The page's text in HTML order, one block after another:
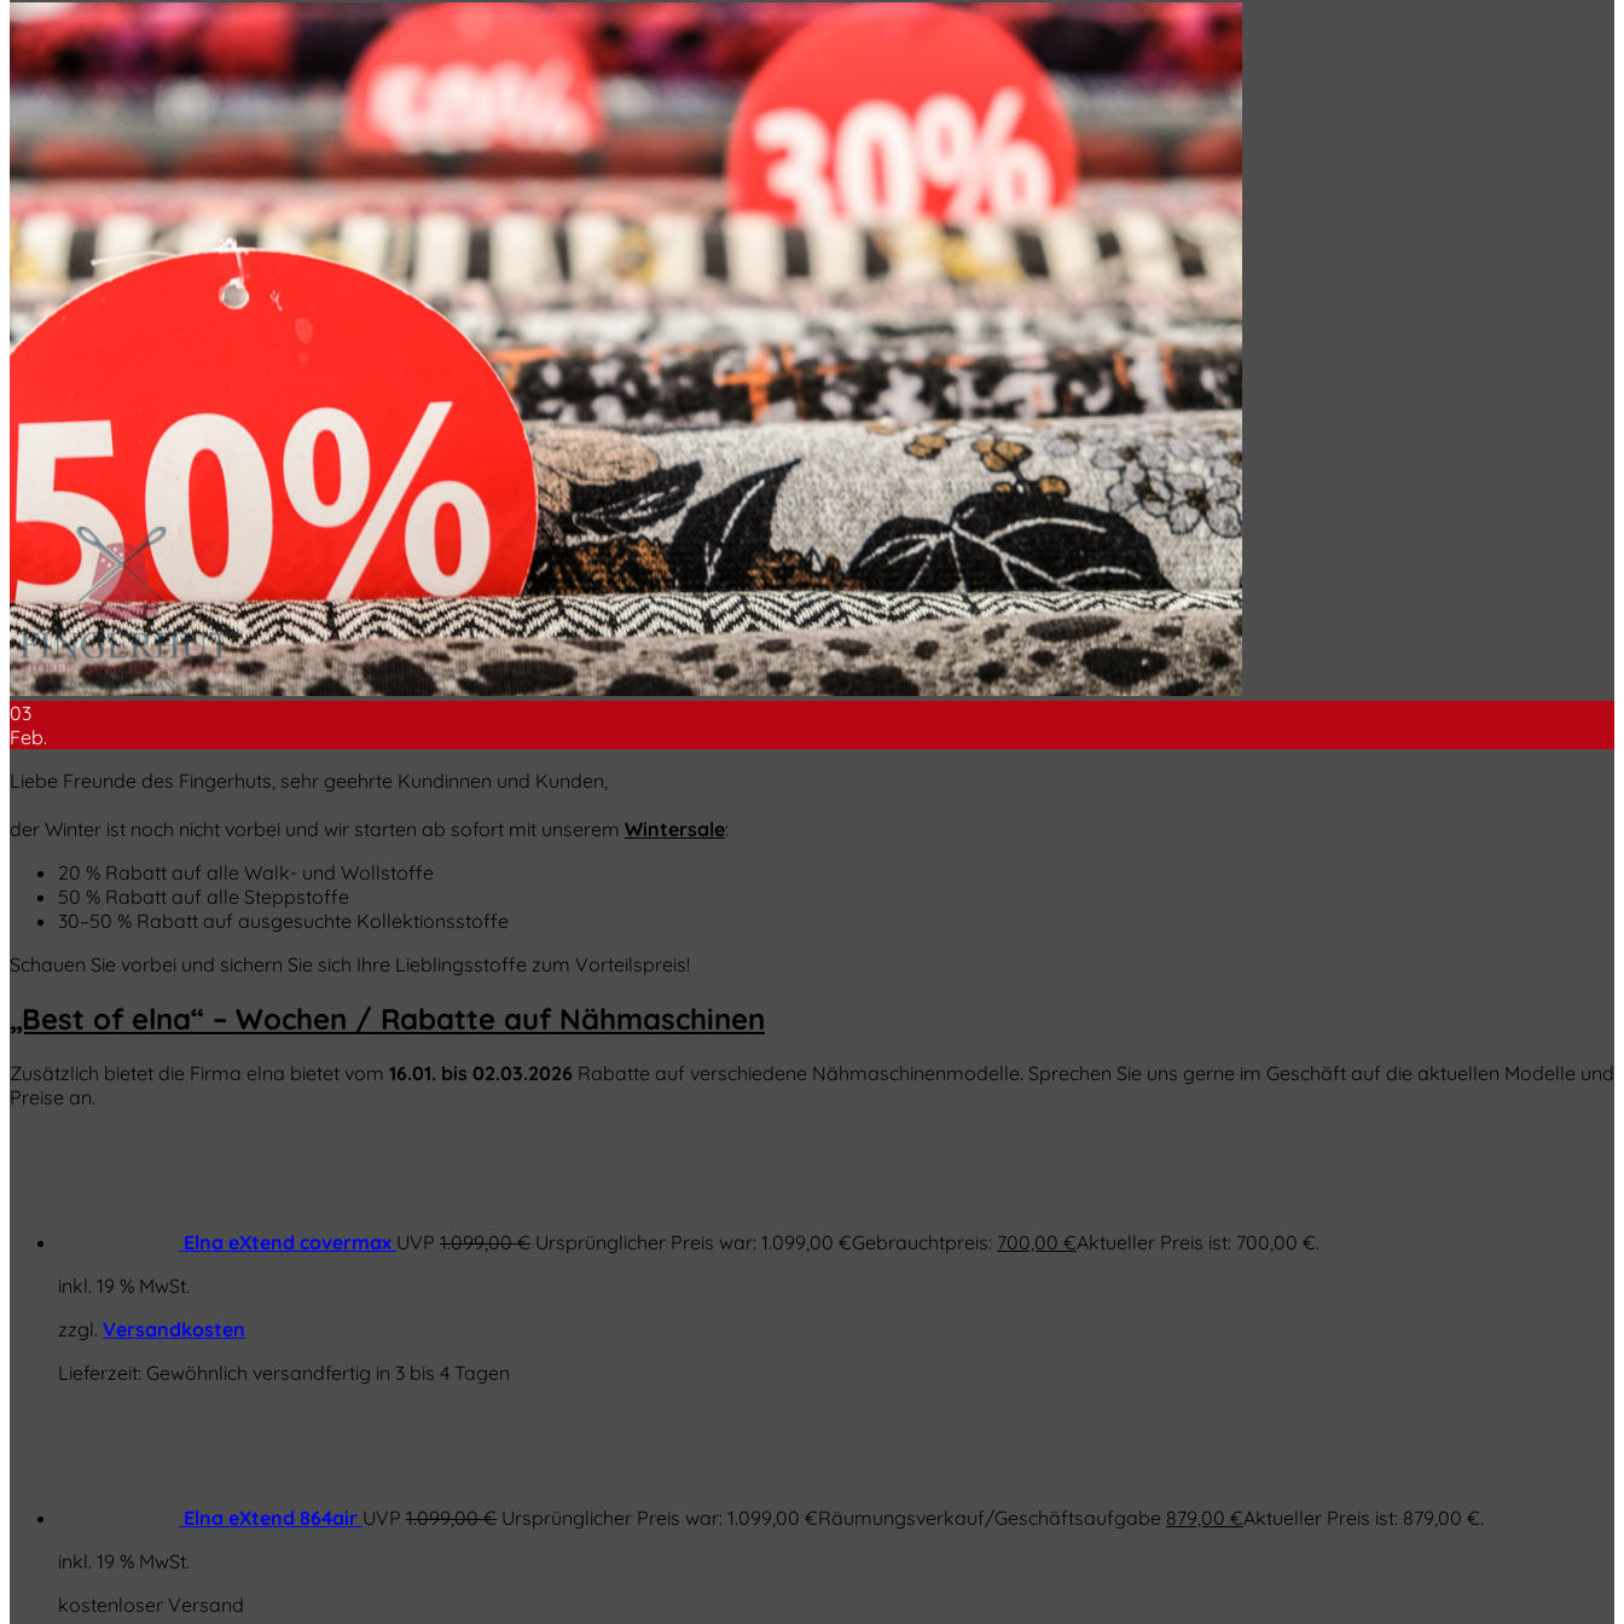
03
Feb.
Liebe Freunde des Fingerhuts, sehr geehrte Kundinnen und Kunden,
der Winter ist noch nicht vorbei und wir starten ab sofort mit unserem Wintersale:
20 % Rabatt auf alle Walk- und Wollstoffe
50 % Rabatt auf alle Steppstoffe
30–50 % Rabatt auf ausgesuchte Kollektionsstoffe
Schauen Sie vorbei und sichern Sie sich Ihre Lieblingsstoffe zum Vorteilspreis!
„Best of elna“ – Wochen / Rabatte auf Nähmaschinen
Zusätzlich bietet die Firma elna bietet vom 16.01. bis 02.03.2026 Rabatte auf verschiedene Nähmaschinenmodelle. Sprechen Sie uns gerne im Geschäft auf die aktuellen Modelle und
Preise an.
Elna eXtend covermax UVP 1.099,00€ Ursprünglicher Preis war: 1.099,00 €Gebrauchtpreis: 700,00 €Aktueller Preis ist: 700,00 €.
inkl. 19 % MwSt.
zzgl. Versandkosten
Lieferzeit: Gewöhnlich versandfertig in 3 bis 4 Tagen
Elna eXtend 864air UVP 1.099,00€ Ursprünglicher Preis war: 1.099,00 €Räumungsverkauf/Geschäftsaufgabe 879,00 €Aktueller Preis ist: 879,00 €.
inkl. 19 % MwSt.
kostenloser Versand